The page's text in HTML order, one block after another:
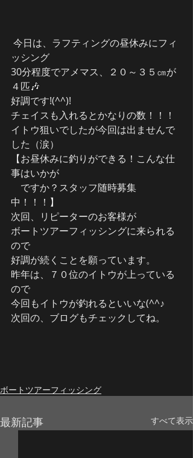
ッシング
30分程度でアメマス、２０～３５㎝が
４匹🎶
好調です!(^^)!
チェイスも入れるとかなりの数！！！
イトウ狙いでしたが今回は出ませんで
した（涙）
【お昼休みに釣りができる！こんな仕
事はいかが
ですか？スタッフ随時募集
中！！！】
次回、リピーターのお客様が
ボートツアーフィッシングに来られる
ので
好調が続くことを願っています。
昨年は、７０位のイトウが上っている
ので
今回もイトウが釣れるといいな(^^♪
次回の、ブログもチェックしてね。
ボートツアーフィッシング
最新記事 すべて表示